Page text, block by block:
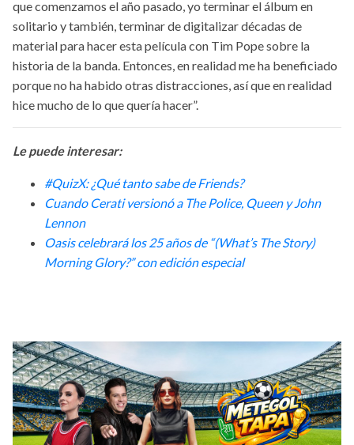
que comenzamos el año pasado, yo terminar el álbum en
solitario y también, terminar de digitalizar décadas de
material para hacer esta película con Tim Pope sobre la
historia de la banda. Entonces, en realidad me ha beneficiado
porque no ha habido otras distracciones, así que en realidad
hice mucho de lo que quería hacer”.
Le puede interesar:
#QuizX: ¿Qué tanto sabe de Friends?
Cuando Cerati versionó a The Police, Queen y John
Lennon
Oasis celebrará los 25 años de “(What’s The Story)
Morning Glory?” con edición especial